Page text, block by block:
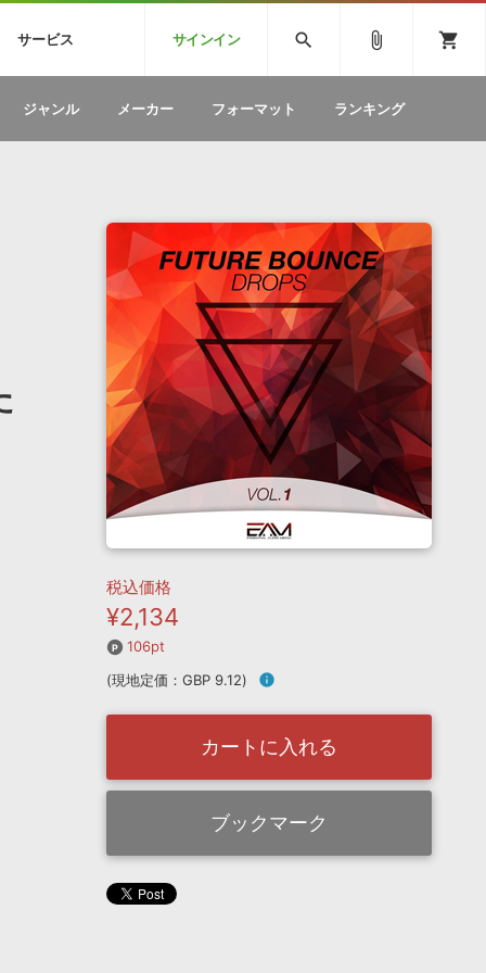
製品一覧
ランキング
テクニカルサポート窓口
サービス
めの無
ボーカルパートの制作が自由自在な、次世代
型ボーカル・エディタ
サインイン search
SPITFIRE AUDIO
効果音 BGM
attach_file shopping_cart
ジャンル メーカー フォーマット ランキング
税込価格
¥2,134
106pt
(現地定価：GBP 9.12)
info
カートに入れる
ブックマーク